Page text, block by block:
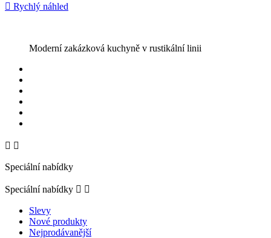
 Rychlý náhled
Moderní zakázková kuchyně v rustikální linii
 
Speciální nabídky
Speciální nabídky  
Slevy
Nové produkty
Nejprodávanější